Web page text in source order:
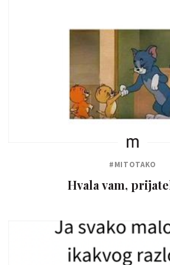
#MITOTAKO
Hvala vam,